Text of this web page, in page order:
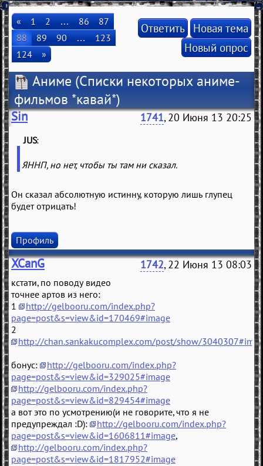
« 1 2 … 86
87
88
89 90 …
123
124
»
Ответить Новая тема
Новый опрос
Аниме (Списки некоторых аниме-
фильмов *кавай*)
Sin 1741, 20 Июня 13 20:25
(JUS
ЯННП, но нет, чтобы ты там ни сказал.
Он сказал абсолютную истинну, которую лишь глупец
будет отрицать!
Профиль
XCanG 1742, 22 Июня 13 08:03
кстати, по поводу видео
точнее артов из него:
1
http://gelbooru.com/index.php?
page=post&s=view&id=170469#image
2
http://chan.sankakucomplex.com/post/show/
бонус:
http://gelbooru.com/index.php?
page=post&s=view&id=329025#image
http://gelbooru.com/index.php?
page=post&s=view&id=829454#image
а вот это по усмотрению(и не говорите, что я не
предупреждал :D):
http://gelbooru.com/index.php?
page=post&s=view&id=1606811#image,
http://gelbooru.com/index.php?
page=post&s=view&id=1817952#image